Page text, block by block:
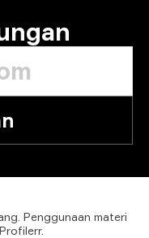
Penggunaan materi
Profilerr.